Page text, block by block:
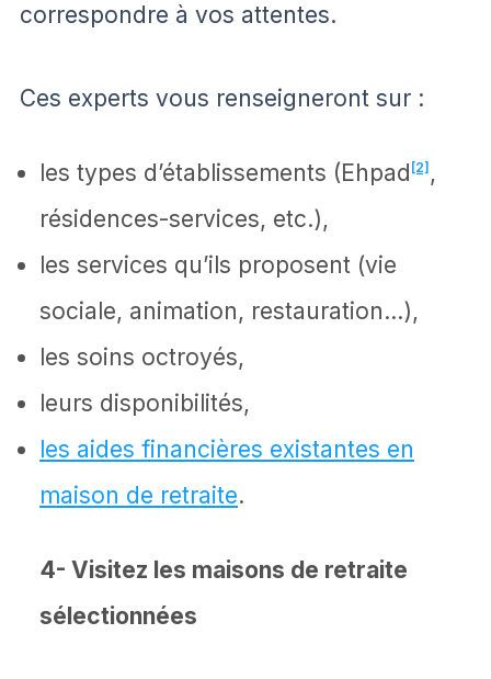
correspondre à vos attentes.
Ces experts vous renseigneront sur :
les types d’établissements (Ehpad [2] ,
résidences-services, etc.),
les services qu’ils proposent (vie
sociale, animation, restauration…),
les soins octroyés,
leurs disponibilités,
les aides financières existantes en
maison de retraite.
4- Visitez les maisons de retraite
sélectionnées